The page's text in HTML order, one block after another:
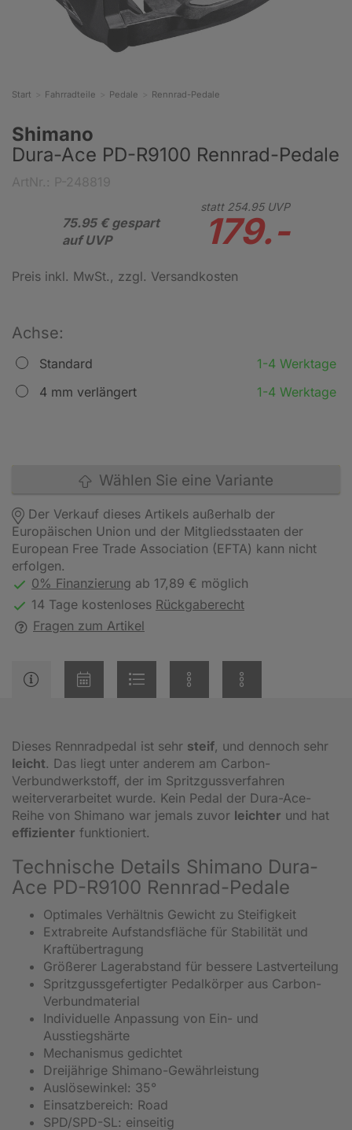
Start Fahrradteile Pedale Rennrad-Pedale
Shimano
Dura-Ace PD-R9100 Rennrad-Pedale
75.95 € gespart
auf UVP
statt 254.95UVP
179.-
Preis inkl. MwSt., zzgl. Versandkosten
Achse:
Standard
1-4 Werktage
4 mm verlängert
1-4 Werktage
Wählen Sie eine Variante
Der Verkauf dieses Artikels außerhalb der
Europäischen Union und der Mitgliedsstaaten der
European Free Trade Association (EFTA) kann nicht
erfolgen.
0% Finanzierung ab 17,89 € möglich
14 Tage kostenloses Rückgaberecht
Fragen zum Artikel
Dieses Rennradpedal ist sehr steif, und dennoch sehr
leicht. Das liegt unter anderem am Carbon-
Verbundwerkstoff, der im Spritzgussverfahren
weiterverarbeitet wurde. Kein Pedal der Dura-Ace-
Reihe von Shimano war jemals zuvor leichter und hat
effizienter funktioniert.
Technische Details Shimano Dura-
Ace PD-R9100 Rennrad-Pedale
Optimales Verhältnis Gewicht zu Steifigkeit
Extrabreite Aufstandsfläche für Stabilität und
Kraftübertragung
Größerer Lagerabstand für bessere Lastverteilung
Spritzgussgefertigter Pedalkörper aus Carbon-
Verbundmaterial
Individuelle Anpassung von Ein- und
Ausstiegshärte
Mechanismus gedichtet
Dreijährige Shimano-Gewährleistung
Auslösewinkel: 35°
Einsatzbereich: Road
SPD/SPD-SL: einseitig